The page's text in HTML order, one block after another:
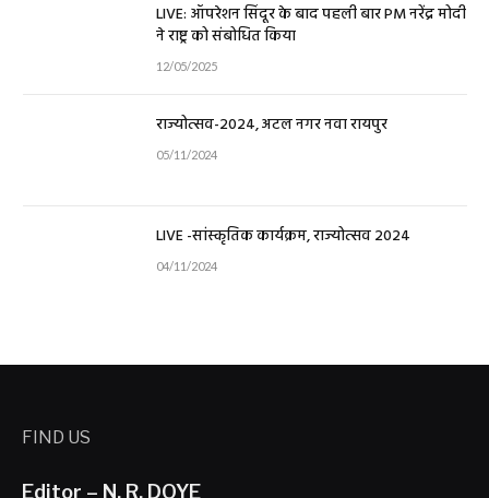
LIVE: ऑपरेशन सिंदूर के बाद पहली बार PM नरेंद्र मोदी
ने राष्ट्र को संबोधित किया
12/05/2025
राज्योत्सव-2024, अटल नगर नवा रायपुर
05/11/2024
LIVE -सांस्कृतिक कार्यक्रम, राज्योत्सव 2024
04/11/2024
FIND US
Editor – N. R. DOYE